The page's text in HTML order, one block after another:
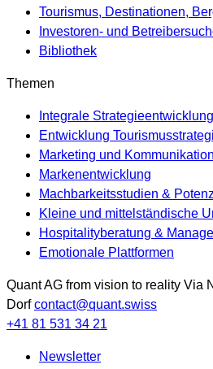
Tourismus, Destinationen,
Investoren- und
Bibliothek
Themen
Integrale
Entwicklung
Marketing und Kommunikation
Markenentwicklung
Machbarkeitsstudien &
Kleine und mittelständische
Hospitalityberatung &
Emotionale Plattformen
Quant AG from vision to reality Via
Dorf contact@quant.swiss
+41 81 531 34 21
Newsletter